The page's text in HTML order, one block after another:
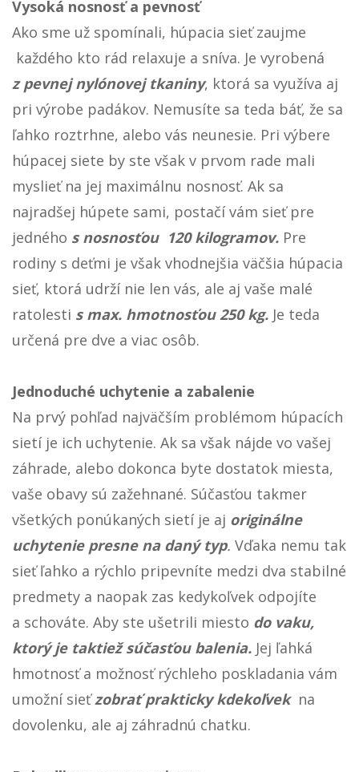
Vysoká nosnosť a pevnosť
Ako sme už spomínali, húpacia sieť zaujme
každého kto rád relaxuje a sníva. Je vyrobená
z pevnej nylónovej tkaniny, ktorá sa využíva aj
pri výrobe padákov. Nemusíte sa teda báť, že sa
ľahko roztrhne, alebo vás neunesie. Pri výbere
húpacej siete by ste však v prvom rade mali
myslieť na jej maximálnu nosnosť. Ak sa
najradšej húpete sami, postačí vám sieť pre
jedného s nosnosťou 120 kilogramov. Pre
rodiny s deťmi je však vhodnejšia väčšia húpacia
sieť, ktorá udrží nie len vás, ale aj vaše malé
určená pre dve a viac osôb.
Jednoduché uchytenie a zabalenie
Na prvý pohľad najväčším problémom húpacích
sietí je ich uchytenie. Ak sa však nájde vo vašej
záhrade, alebo dokonca byte dostatok miesta,
vaše obavy sú zažehnané. Súčasťou takmer
všetkých ponúkaných sietí je ajoriginálne
uchytenie presne na daný typ.Vďaka nemu tak
sieť ľahko a rýchlo pripevníte medzi dva stabilné
predmety a naopak zas kedykoľvek odpojíte
a schováte. Aby ste ušetrili miestodo vaku,
ktorý je taktiež súčasťou balenia.Jej ľahká
hmotnosť a možnosť rýchleho poskladania vám